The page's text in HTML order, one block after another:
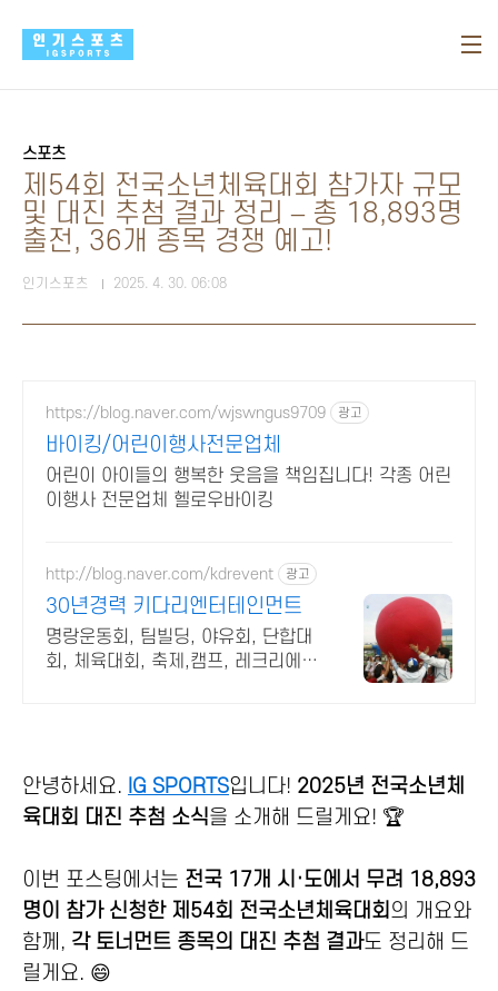
스포츠
제54회 전국소년체육대회 참가자 규모
및 대진 추첨 결과 정리 – 총 18,893명
출전, 36개 종목 경쟁 예고!
인기스포츠 2025. 4. 30. 06:08
https://blog.naver.com/wjswngus9709 광고
바이킹/어린이행사전문업체
어린이 아이들의 행복한 웃음을 책임집니다! 각종 어린
이행사 전문업체 헬로우바이킹
http://blog.naver.com/kdrevent 광고
30년경력 키다리엔터테인먼트
명랑운동회, 팀빌딩, 야유회, 단합대
회, 체육대회, 축제,캠프, 레크리에이
안녕하세요. IG SPORTS입니다! 2025년 전국소년체
육대회 대진 추첨 소식을 소개해 드릴게요! 🏆
이번 포스팅에서는 전국 17개 시·도에서 무려 18,893
명이 참가 신청한 제54회 전국소년체육대회 의 개요와
함께, 각 토너먼트 종목의 대진 추첨 결과도 정리해 드
릴게요. 😄